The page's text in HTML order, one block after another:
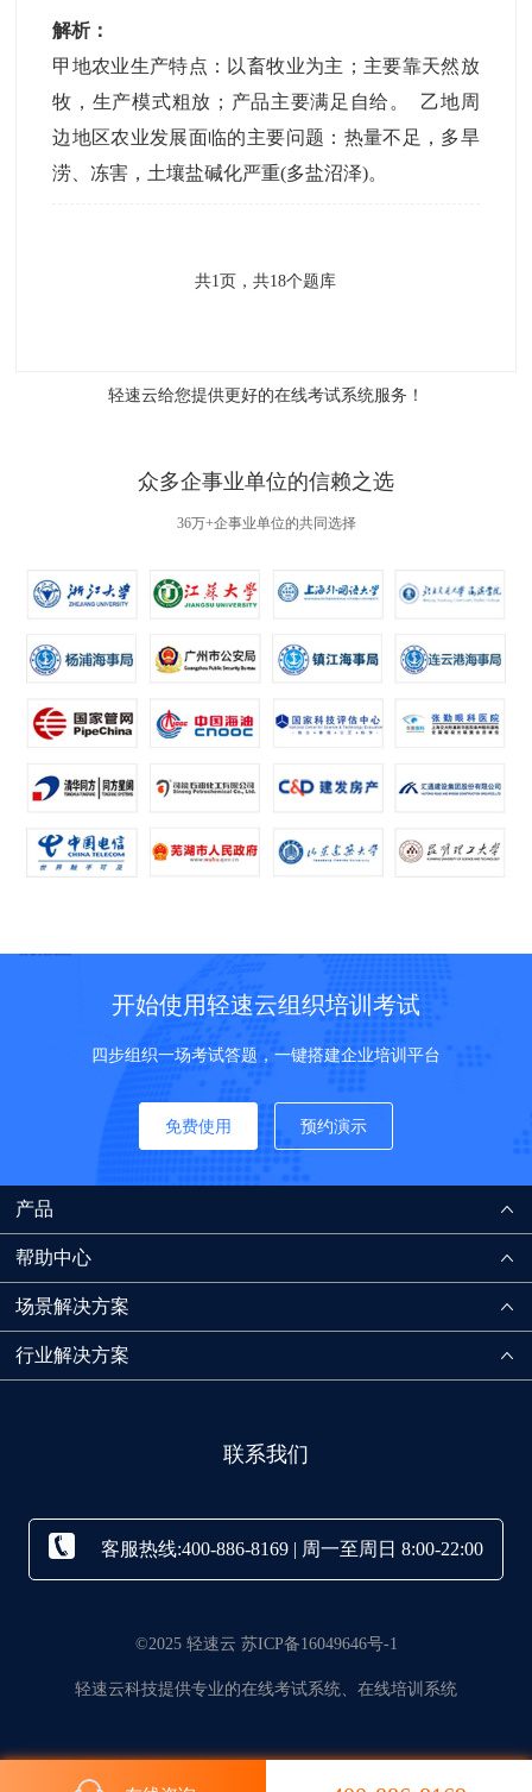
解析：
甲地农业生产特点：以畜牧业为主；主要靠天然放
牧，生产模式粗放；产品主要满足自给。 乙地周
边地区农业发展面临的主要问题：热量不足，多旱
涝、冻害，土壤盐碱化严重(多盐沼泽)。
共1页，共18个题库
轻速云给您提供更好的在线考试系统服务！
众多企事业单位的信赖之选
36万+企事业单位的共同选择
开始使用轻速云组织培训考试
四步组织一场考试答题，一键搭建企业培训平台
免费使用 预约演示
产品
帮助中心
场景解决方案
行业解决方案
联系我们
客服热线:400-886-8169 | 周一至周日 8:00-22:00
©2025 轻速云 苏ICP备16049646号-1
轻速云科技提供专业的在线考试系统、在线培训系统